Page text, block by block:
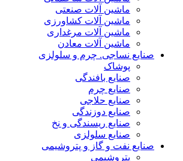
ماشین آلات صنعتی
ماشین آلات کشاورزی
ماشین آلات مرغداری
ماشین آلات معادن
صنایع نساجی. چرم و سلولزی
پوشاک
صنایع بافندگی
صنایع چرم
صنایع حلاجی
صنایع دوزندگی
صنایع ریسندگی و نخ
صنایع سلولزی
صنایع نفت و گاز و پتروشیمی
پتروشیمی